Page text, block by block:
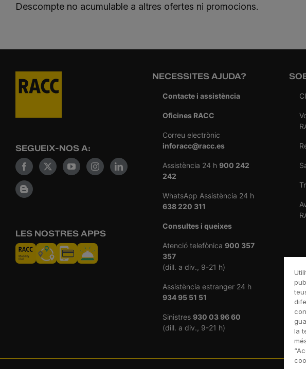
Descompte no acumulable a altres ofertes ni promocions.
SEGUEIX-NOS A:
LES NOSTRES APPS
NECESSITES AJUDA?
Contacte i assistència
Oficines RACC
Correu electrònic
inforacc@racc.es
Assistència 24 h 900 242
242
WhatsApp Assistència 24 h
638 220 311
Consultes i queixes
Atenció telefònica 900 357
357
(dill. a div., 9-21 h)
Assistència estranger 24 h
934 95 51 51
Sinistres 930 03 96 60
(dill. a div., 9-21 h)
la